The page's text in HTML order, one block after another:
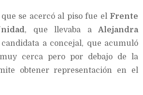
se acercó al piso fue el Frente
, que llevaba a Alejandra
candidata a concejal, que acumuló
cerca pero por debajo de la
obtener representación en el